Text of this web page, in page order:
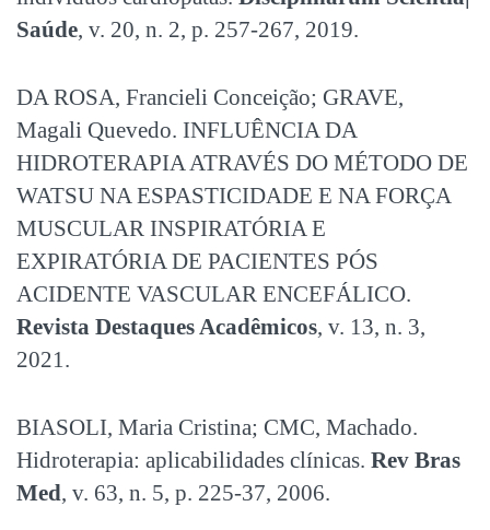
Saúde, v. 20, n. 2, p. 257-267, 2019.
DA ROSA, Francieli Conceição; GRAVE,
Magali Quevedo. INFLUÊNCIA DA
HIDROTERAPIA ATRAVÉS DO MÉTODO DE
WATSU NA ESPASTICIDADE E NA FORÇA
MUSCULAR INSPIRATÓRIA E
EXPIRATÓRIA DE PACIENTES PÓS
ACIDENTE VASCULAR ENCEFÁLICO.
Revista Destaques Acadêmicos, v. 13, n. 3,
2021.
BIASOLI, Maria Cristina; CMC, Machado.
Hidroterapia: aplicabilidades clínicas. Rev Bras
Med, v. 63, n. 5, p. 225-37, 2006.